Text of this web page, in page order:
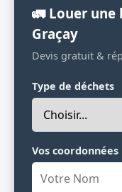
🚛 Louer une
Graçay
Devis gratuit &
Type de déchets
Vos coordonnées